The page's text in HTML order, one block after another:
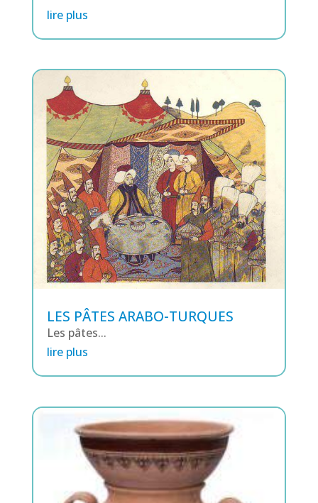
lire plus
LES PÂTES ARABO-TURQUES
Les pâtes...
lire plus